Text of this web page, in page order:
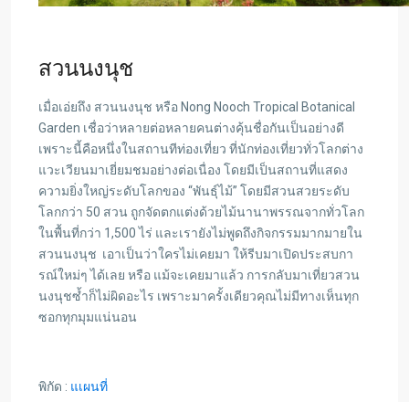
สวนนงนุช
เมื่อเอ่ยถึง สวนนงนุช หรือ Nong Nooch Tropical Botanical
Garden เชื่อว่าหลายต่อหลายคนต่างคุ้นชื่อกันเป็นอย่างดี
เพราะนี้คือหนึ่งในสถานทีท่องเที่ยว ที่นักท่องเที่ยวทั่วโลกต่าง
แวะเวียนมาเยี่ยมชมอย่างต่อเนื่อง โดยมีเป็นสถานที่แสดง
ความยิ่งใหญ่ระดับโลกของ “พันธุ์ไม้” โดยมีสวนสวยระดับ
โลกกว่า 50 สวน ถูกจัดตกแต่งด้วยไม้นานาพรรณจากทั่วโลก
ในพื้นที่กว่า 1,500 ไร่ และเรายังไม่พูดถึงกิจกรรมมากมายใน
สวนนงนุช เอาเป็นว่าใครไม่เคยมา ให้รีบมาเปิดประสบกา
รณ์ใหม่ๆ ได้เลย หรือ แม้จะเคยมาแล้ว การกลับมาเที่ยวสวน
นงนุชซ้ำก็ไม่ผิดอะไร เพราะมาครั้งเดียวคุณไม่มีทางเห็นทุก
ซอกทุกมุมแน่นอน
พิกัด : แเผนที่